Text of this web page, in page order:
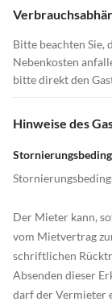
Bitte beachten Sie,
Nebenkosten
bitte direkt den
Hinweise des
Der Mieter kann,
vom Mietvertrag
schriftlichen
Absenden dieser
darf der Vermieter